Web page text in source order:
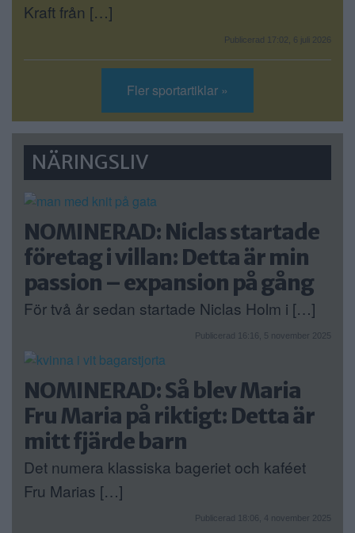
Kraft från […]
Publicerad 17:02, 6 juli 2026
Fler sportartiklar »
NÄRINGSLIV
NOMINERAD: Niclas startade
företag i villan: Detta är min
passion – expansion på gång
För två år sedan startade Niclas Holm i […]
Publicerad 16:16, 5 november 2025
NOMINERAD: Så blev Maria
Fru Maria på riktigt: Detta är
mitt fjärde barn
Det numera klassiska bageriet och kaféet
Fru Marias […]
Publicerad 18:06, 4 november 2025